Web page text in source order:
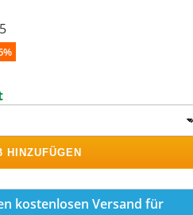
HINZUFÜGEN
kostenlosen Versand für